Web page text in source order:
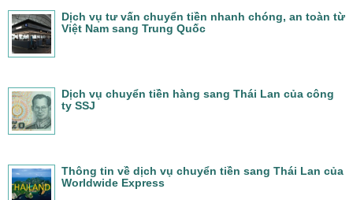
Dịch vụ tư vấn chuyển tiền nhanh chóng, an toàn từ
Việt Nam sang Trung Quốc
Dịch vụ chuyển tiền hàng sang Thái Lan của công
ty SSJ
Thông tin về dịch vụ chuyển tiền sang Thái Lan của
Worldwide Express